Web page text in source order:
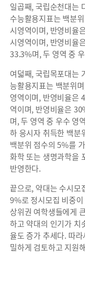
일곱째, 국립순천대는
수능활용지표는 백분
시영역이며, 반영비율
시영역이며, 반영비율
33.3%며, 두 영역 중
여덟째, 국립목포대는
능활용지표는 백분위
영역이며, 반영비율은
역이며, 반영비율은
며, 두 영역 중 우수 영
하 응시자 취득한 백분
백분위 점수의 5%를
화학 또는 생명과학을
반영한다.
끝으로, 약대는 수시
9%로 정시모집 비중
상위권 여학생들에게
하고 약대의 인기가 치
율도 증가 추세다. 따
밀하게 검토하고 지원